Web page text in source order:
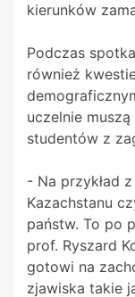
kierunków
Podczas
również
uczelnie
studentów z
- Na przykład
Kazachstanu
państw. To po
prof. Ryszard
gotowi na
zjawiska takie